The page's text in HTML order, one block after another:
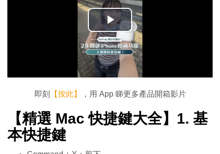
播
放
影
片
即刻 【按此】 ，用 App 睇更多產品開箱影片
【精選 Mac 快捷鍵大全】1. 基
本快捷鍵